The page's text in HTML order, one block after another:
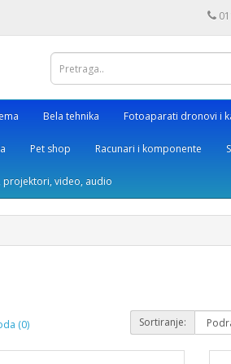
Bela tehnika Fotoaparati dronovi i
Pet shop Racunari i komponente
projektori, video, audio
(0) Sortiranje: